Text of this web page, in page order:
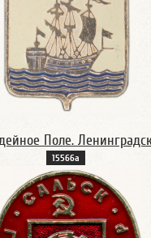
Поле.
15566а